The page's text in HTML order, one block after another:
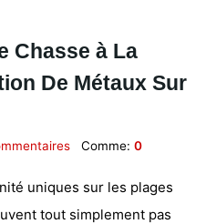
Chasse à La
De Métaux Sur
Comme: 0
uniques sur les plages
tout simplement pas